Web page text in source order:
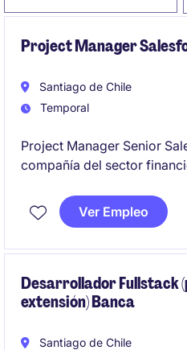
Project Manager
Santiago de Chile
Temporal
Project Manager Senior
compañía del sector
liderar un proyecto
de Salesforce CRM.
implementación de
cumplimiento de alcance,
proveedores tecnológicos.
Ver Empleo
Desarrollador Fullstack
extensión) Banca
Santiago de Chile